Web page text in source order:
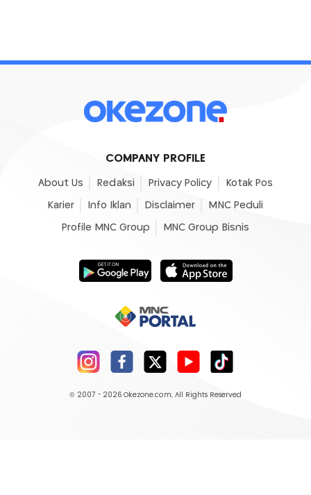
COMPANY PROFILE
About Us Redaksi Privacy Policy Kotak Pos
Karier Info Iklan Disclaimer MNC Peduli
Profile MNC Group MNC Group Bisnis
© 2007 - 2026 Okezone.com, All Rights Reserved